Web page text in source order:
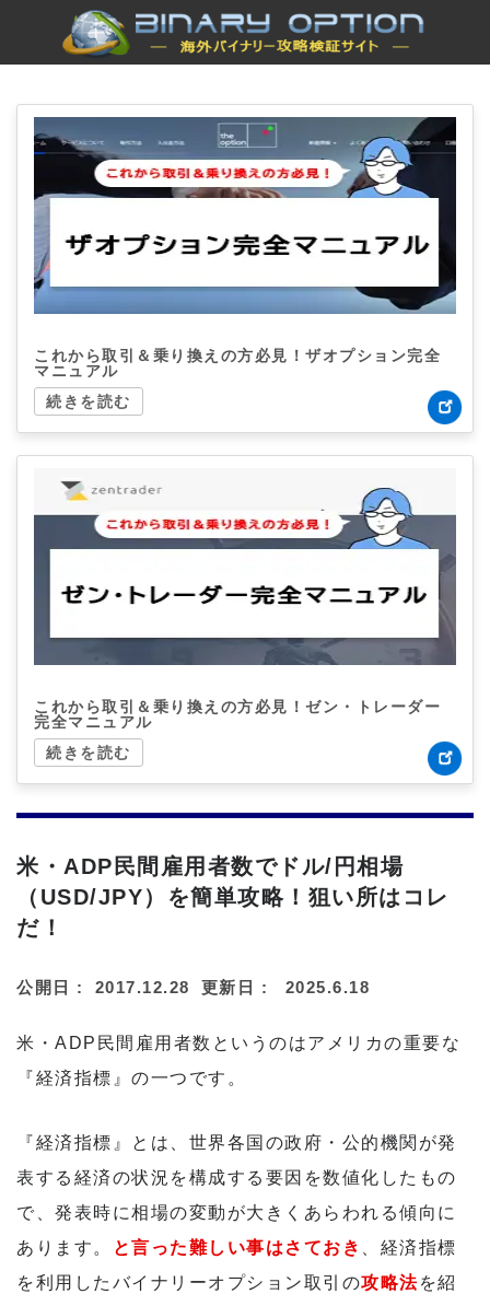
これから取引＆乗り換えの方必見！ザオプション完全
マニュアル
続きを読む
これから取引＆乗り換えの方必見！ゼン・トレーダー
完全マニュアル
続きを読む
米・ADP民間雇用者数でドル/円相場
（USD/JPY）を簡単攻略！狙い所はコレ
だ！
公開日 : 2017.12.28 更新日 : 2025.6.18
米・ADP民間雇用者数というのはアメリカの重要な
『経済指標』の一つです。
『経済指標』とは、世界各国の政府・公的機関が発
表する経済の状況を構成する要因を数値化したもの
で、発表時に相場の変動が大きくあらわれる傾向に
あります。
と言った難しい事はさておき
、経済指標
を利用したバイナリーオプション取引の攻略法を紹